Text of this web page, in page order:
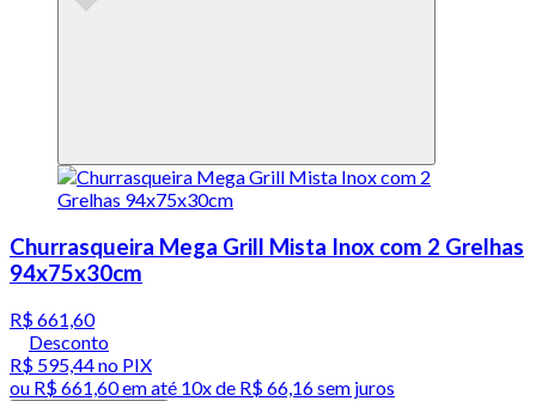
Churrasqueira Mega Grill Mista Inox com 2 Grelhas
94x75x30cm
R$ 661,60
Desconto
R$ 595,44no PIX
ou R$ 661,60em até 10x de R$ 66,16 sem juros